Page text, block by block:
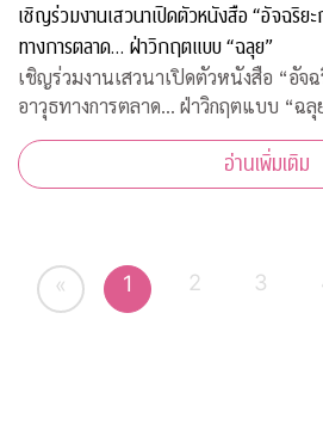
เชิญร่วมงานเสวนาเปิดตัวหนังสือ “อัจฉริยะ
ทางการตลาด… ฝ่าวิกฤตแบบ “ฉลุย”
เชิญร่วมงานเสวนาเปิดตัวหนังสือ “อัจ
อาวุธทางการตลาด… ฝ่าวิกฤตแบบ “ฉลุ
อ่านเพิ่มเติม
« 1 2 3